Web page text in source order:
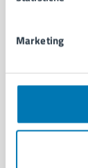
Marketing
CATEGORIE DI
Anagrafe e stato
Giustizia e